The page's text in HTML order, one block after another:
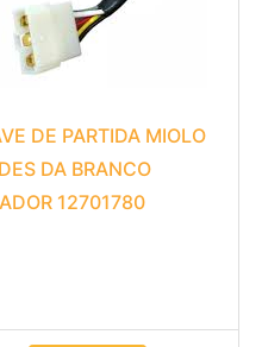
DE PARTIDA MIOLO